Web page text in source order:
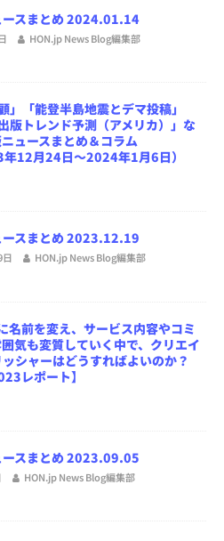
ースまとめ 2024.01.14
HON.jp News Blog編集部
」「能登半島地震とデマ投稿」
版トレンド予測（アメリカ）」な
ュースまとめ＆コラム
12月24日～2024年1月6日）
ースまとめ 2023.12.19
HON.jp News Blog編集部
前を変え、サービス内容やコミ
気も変質していく中で、クリエイ
シャーはどうすればよいのか？
レポート】
ースまとめ 2023.09.05
HON.jp News Blog編集部